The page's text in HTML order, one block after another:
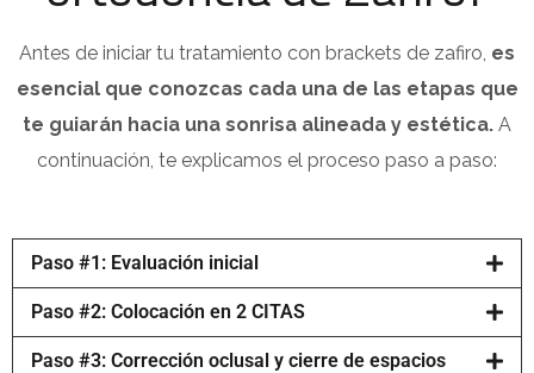
Antes de iniciar tu tratamiento con brackets de zafiro, es
esencial que conozcas cada una de las etapas que
te guiarán hacia una sonrisa alineada y estética. A
continuación, te explicamos el proceso paso a paso:
Paso #1: Evaluación inicial
Paso #2: Colocación en 2 CITAS
Paso #3: Corrección oclusal y cierre de espacios